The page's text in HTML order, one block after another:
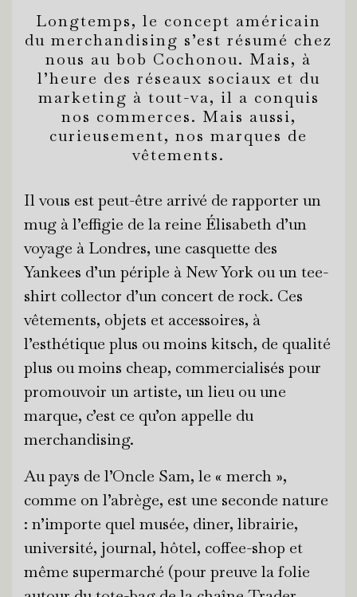
Longtemps, le concept américain
du merchandising s’est résumé chez
nous au bob Cochonou. Mais, à
l’heure des réseaux sociaux et du
marketing à tout-va, il a conquis
nos commerces. Mais aussi,
curieusement, nos marques de
vêtements.
Il vous est peut-être arrivé de rapporter un
mug à l’effigie de la reine Élisabeth d’un
voyage à Londres, une casquette des
Yankees d’un périple à New York ou un tee-
shirt collector d’un concert de rock. Ces
vêtements, objets et accessoires, à
l’esthétique plus ou moins kitsch, de qualité
plus ou moins cheap, commercialisés pour
promouvoir un artiste, un lieu ou une
marque, c’est ce qu’on appelle du
merchandising.
Au pays de l’Oncle Sam, le « merch »,
comme on l’abrège, est une seconde nature
: n’importe quel musée, diner, librairie,
université, journal, hôtel, coffee-shop et
même supermarché (pour preuve la folie